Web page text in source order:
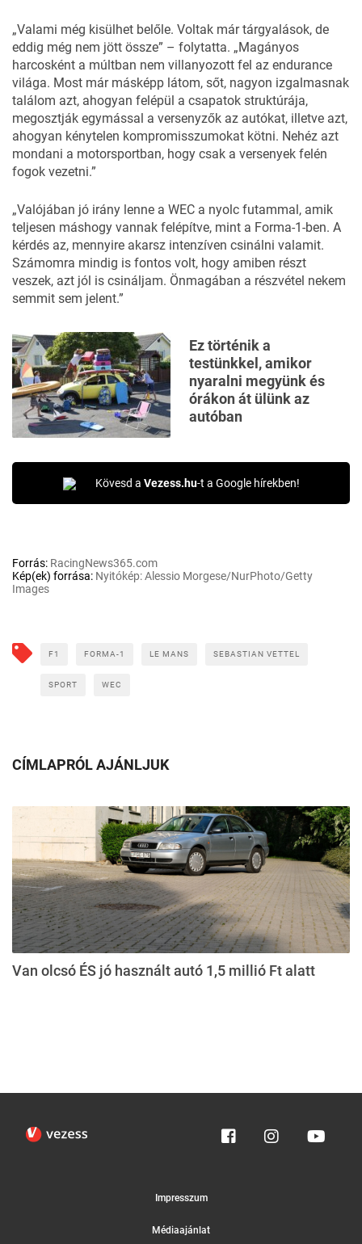
„Valami még kisülhet belőle. Voltak már tárgyalások, de
eddig még nem jött össze” – folytatta. „Magányos
harcosként a múltban nem villanyozott fel az endurance
világa. Most már másképp látom, sőt, nagyon izgalmasnak
találom azt, ahogyan felépül a csapatok struktúrája,
megosztják egymással a versenyzők az autókat, illetve azt,
ahogyan kénytelen kompromisszumokat kötni. Nehéz azt
mondani a motorsportban, hogy csak a versenyek felén
fogok vezetni.”
„Valójában jó irány lenne a WEC a nyolc futammal, amik
teljesen máshogy vannak felépítve, mint a Forma-1-ben. A
kérdés az, mennyire akarsz intenzíven csinálni valamit.
Számomra mindig is fontos volt, hogy amiben részt
veszek, azt jól is csináljam. Önmagában a részvétel nekem
semmit sem jelent.”
Ez történik a
testünkkel, amikor
nyaralni megyünk és
órákon át ülünk az
autóban
Kövesd a Vezess.hu-t a Google hírekben!
Forrás: RacingNews365.com
Kép(ek) forrása: Nyitókép: Alessio Morgese/NurPhoto/Getty
Images
F1 FORMA-1 LE MANS SEBASTIAN VETTEL
SPORT WEC
CÍMLAPRÓL AJÁNLJUK
Van olcsó ÉS jó használt autó 1,5 millió Ft alatt
Impresszum
Médiaajánlat